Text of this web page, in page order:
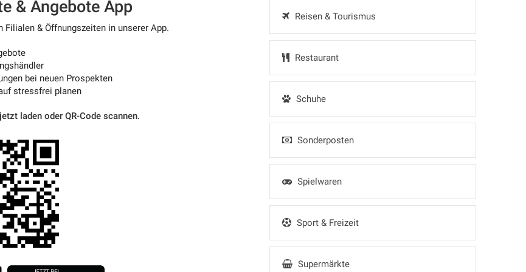
Reisen & Tourismus
Restaurant
Schuhe
Sonderposten
Spielwaren
Sport & Freizeit
Supermärkte
& Angebote App
Filialen & Öffnungszeiten in unserer App.
bei neuen Prospekten
stressfrei planen
laden oder QR-Code scannen.